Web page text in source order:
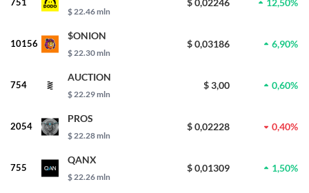
$ 22.46 mln
$ 0,02246 12,50%
10156
$ONION
$ 22.30 mln
$ 0,03186 6,90%
754
AUCTION
$ 22.29 mln
$ 3,00 0,60%
2054
PROS
$ 22.28 mln
$ 0,02228 0,40%
755
QANX
$ 22.26 mln
$ 0,01309 1,50%